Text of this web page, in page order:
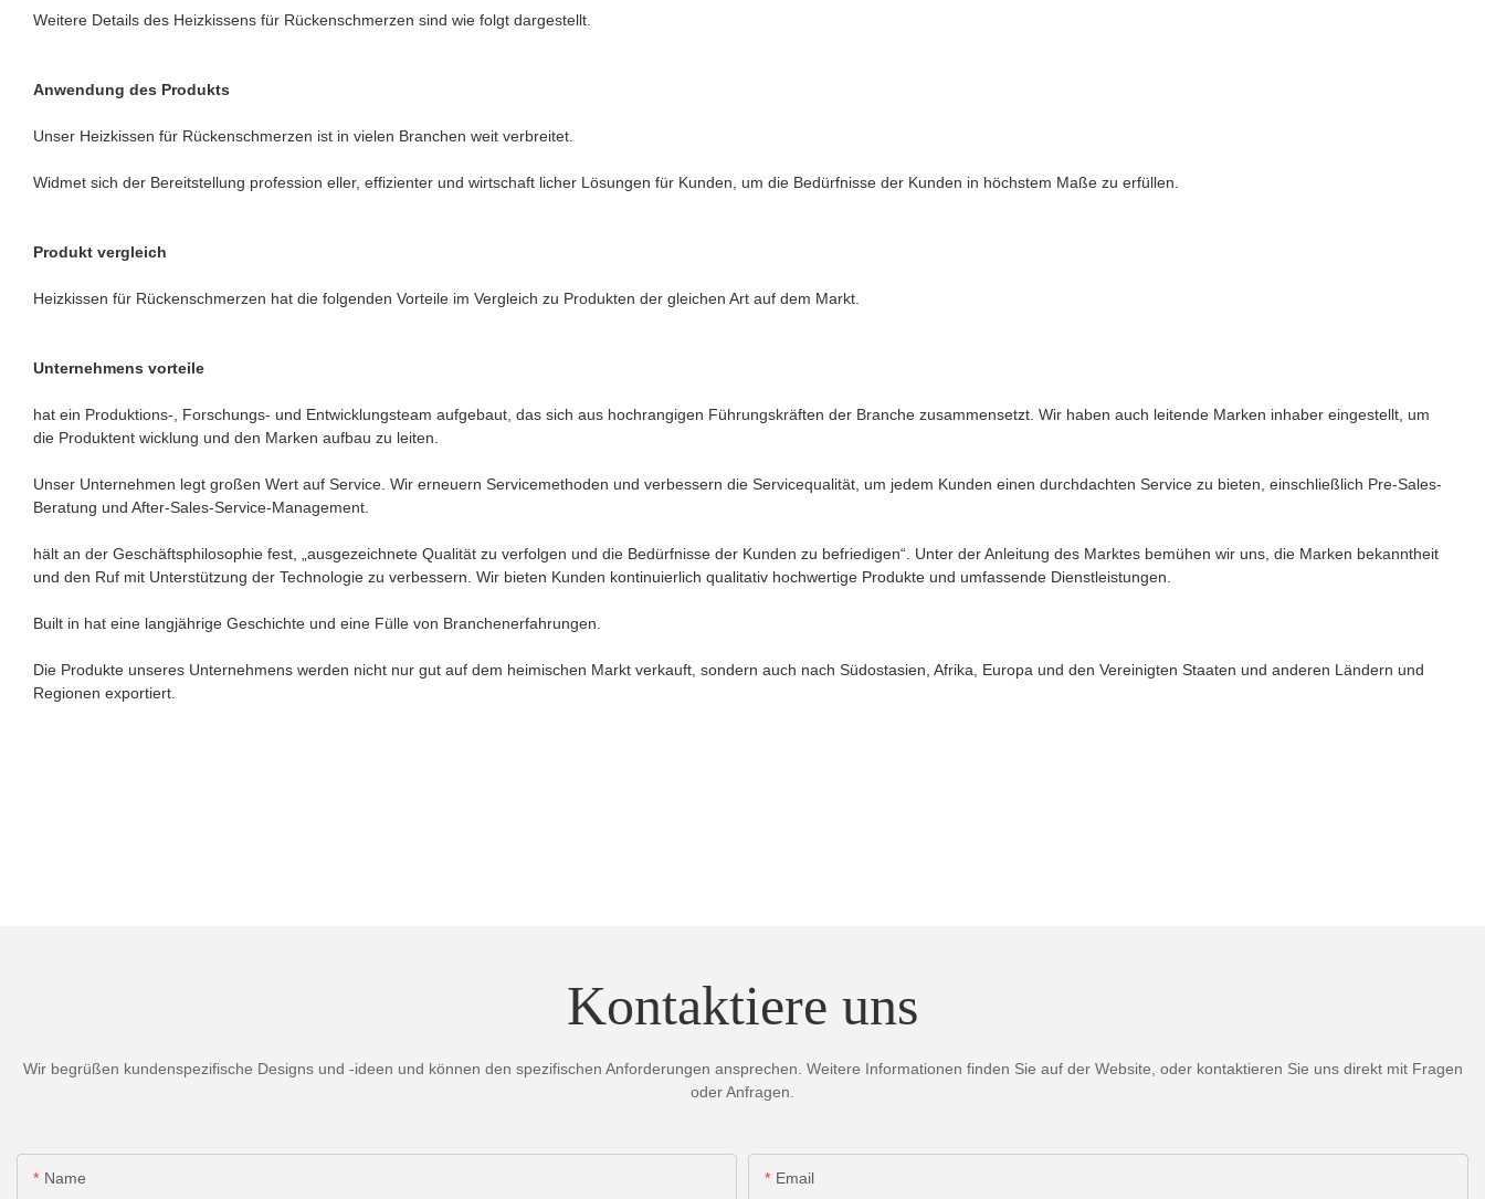
Weitere Details des Heizkissens für Rückenschmerzen sind wie folgt dargestellt.
Anwendung des Produkts
Unser Heizkissen für Rückenschmerzen ist in vielen Branchen weit verbreitet.
Widmet sich der Bereitstellung profession eller, effizienter und wirtschaft licher Lösungen für Kunden, um die Bedürfnisse der Kunden in höchstem Maße zu erfüllen.
Produkt vergleich
Heizkissen für Rückenschmerzen hat die folgenden Vorteile im Vergleich zu Produkten der gleichen Art auf dem Markt.
Unternehmens vorteile
hat ein Produktions-, Forschungs- und Entwicklungsteam aufgebaut, das sich aus hochrangigen Führungskräften der Branche zusammensetzt. Wir haben auch leitende Marken inhaber eingestellt, um
die Produktent wicklung und den Marken aufbau zu leiten.
Unser Unternehmen legt großen Wert auf Service. Wir erneuern Servicemethoden und verbessern die Servicequalität, um jedem Kunden einen durchdachten Service zu bieten, einschließlich Pre-Sales-
Beratung und After-Sales-Service-Management.
hält an der Geschäftsphilosophie fest, „ausgezeichnete Qualität zu verfolgen und die Bedürfnisse der Kunden zu befriedigen“. Unter der Anleitung des Marktes bemühen wir uns, die Marken bekanntheit
und den Ruf mit Unterstützung der Technologie zu verbessern. Wir bieten Kunden kontinuierlich qualitativ hochwertige Produkte und umfassende Dienstleistungen.
Built in hat eine langjährige Geschichte und eine Fülle von Branchenerfahrungen.
Die Produkte unseres Unternehmens werden nicht nur gut auf dem heimischen Markt verkauft, sondern auch nach Südostasien, Afrika, Europa und den Vereinigten Staaten und anderen Ländern und
Regionen exportiert.
Kontaktiere uns
Wir begrüßen kundenspezifische Designs und -ideen und können den spezifischen Anforderungen ansprechen. Weitere Informationen finden Sie auf der Website, oder kontaktieren Sie uns direkt mit Fragen
oder Anfragen.
Name Email